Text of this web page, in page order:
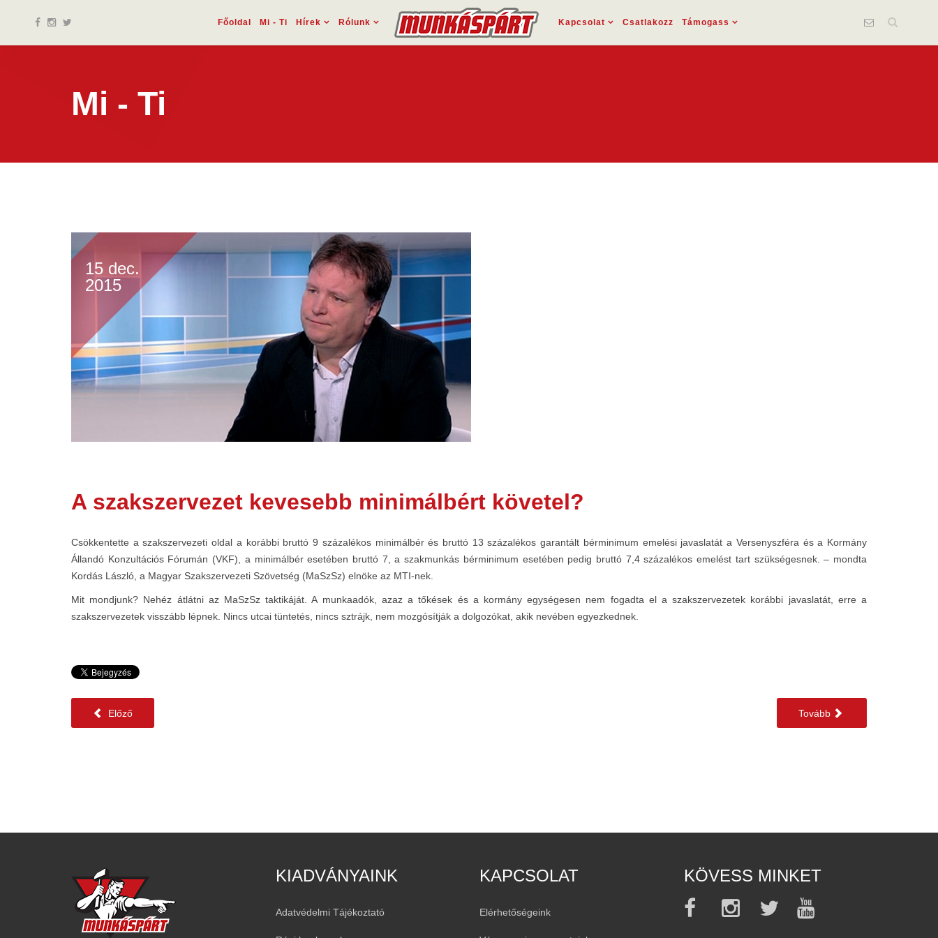
Főoldal Mi - Ti Hírek Rólunk Kapcsolat Csatlakozz Támogass
Mi - Ti
15 dec.
2015
A szakszervezet kevesebb minimálbért követel?
Csökkentette a szakszervezeti oldal a korábbi bruttó 9 százalékos minimálbér és bruttó 13 százalékos garantált bérminimum emelési javaslatát a Versenyszféra és a Kormány
Állandó Konzultációs Fórumán (VKF), a minimálbér esetében bruttó 7, a szakmunkás bérminimum esetében pedig bruttó 7,4 százalékos emelést tart szükségesnek. – mondta
Kordás László, a Magyar Szakszervezeti Szövetség (MaSzSz) elnöke az MTI-nek.
Mit mondjunk? Nehéz átlátni az MaSzSz taktikáját. A munkaadók, azaz a tőkések és a kormány egységesen nem fogadta el a szakszervezetek korábbi javaslatát, erre a
szakszervezetek visszább lépnek. Nincs utcai tüntetés, nincs sztrájk, nem mozgósítják a dolgozókat, akik nevében egyezkednek.
Előző Tovább
KIADVÁNYAINK
Adatvédelmi Tájékoztató
KAPCSOLAT
Elérhetőségeink
KÖVESS MINKET